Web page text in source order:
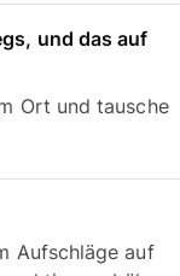
und das auf
Ort und tausche
Aufschläge auf